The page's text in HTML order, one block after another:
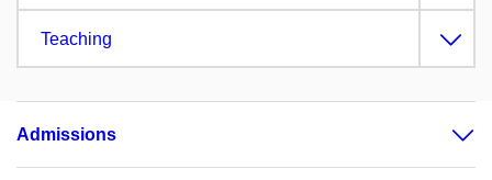
Teaching
Admissions